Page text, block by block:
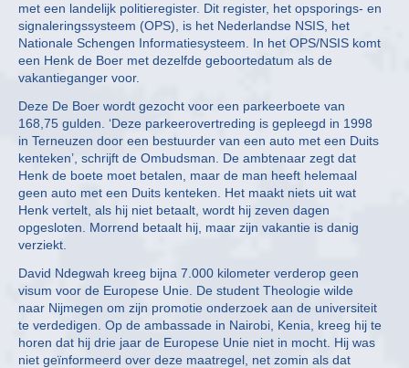
met een landelijk politieregister. Dit register, het opsporings- en
signaleringssysteem (OPS), is het Nederlandse NSIS, het
Nationale Schengen Informatiesysteem. In het OPS/NSIS komt
een Henk de Boer met dezelfde geboortedatum als de
vakantieganger voor.
Deze De Boer wordt gezocht voor een parkeerboete van
168,75 gulden. ‘Deze parkeerovertreding is gepleegd in 1998
in Terneuzen door een bestuurder van een auto met een Duits
kenteken’, schrijft de Ombudsman. De ambtenaar zegt dat
Henk de boete moet betalen, maar de man heeft helemaal
geen auto met een Duits kenteken. Het maakt niets uit wat
Henk vertelt, als hij niet betaalt, wordt hij zeven dagen
opgesloten. Morrend betaalt hij, maar zijn vakantie is danig
verziekt.
David Ndegwah kreeg bijna 7.000 kilometer verderop geen
visum voor de Europese Unie. De student Theologie wilde
naar Nijmegen om zijn promotie onderzoek aan de universiteit
te verdedigen. Op de ambassade in Nairobi, Kenia, kreeg hij te
horen dat hij drie jaar de Europese Unie niet in mocht. Hij was
niet geïnformeerd over deze maatregel, net zomin als dat